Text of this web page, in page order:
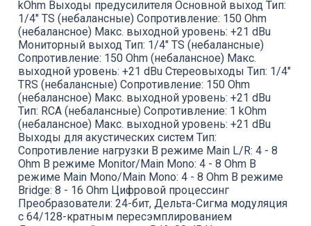
kOhm Выходы предусилителя Основной выход Тип:
1/4" TS (небалансные) Сопротивление: 150 Ohm
(небалансное) Макс. выходной уровень: +21 dBu
Мониторный выход Тип: 1/4" TS (небалансные)
Сопротивление: 150 Ohm (небалансное) Макс.
выходной уровень: +21 dBu Стереовыходы Тип: 1/4"
TRS (небалансные) Сопротивление: 150 Ohm
(небалансное) Макс. выходной уровень: +21 dBu
Тип: RCA (небалансные) Сопротивление: 1 kOhm
(небалансное) Макс. выходной уровень: +21 dBu
Выходы для акустических систем Тип:
Сопротивление нагрузки В режиме Main L/R: 4 - 8
Ohm В режиме Monitor/Main Mono: 4 - 8 Ohm В
режиме Main Mono/Main Mono: 4 - 8 Ohm В режиме
Bridge: 8 - 16 Ohm Цифровой процессинг
Преобразователи: 24-бит, Дельта-Сигма модуляция
с 64/128-кратным пересэмплированием